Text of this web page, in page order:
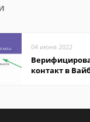
04 июня 2022
контакт в